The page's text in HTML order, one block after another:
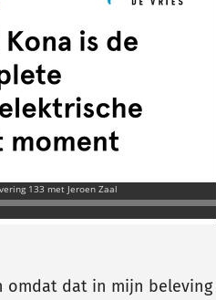
omdat dat in mijn